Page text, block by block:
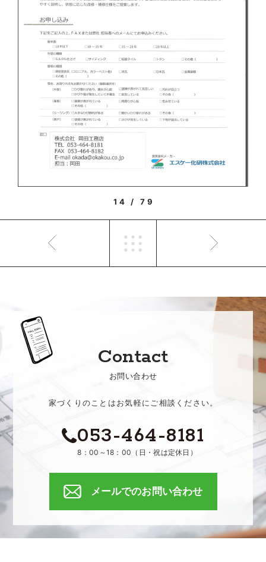
14 / 79
Contact
お問い合わせ
家づくりのことはお気軽にご相談ください。
053-464-8181
8：00～18：00（日・祝は定休日）
メールでのお問い合わせ